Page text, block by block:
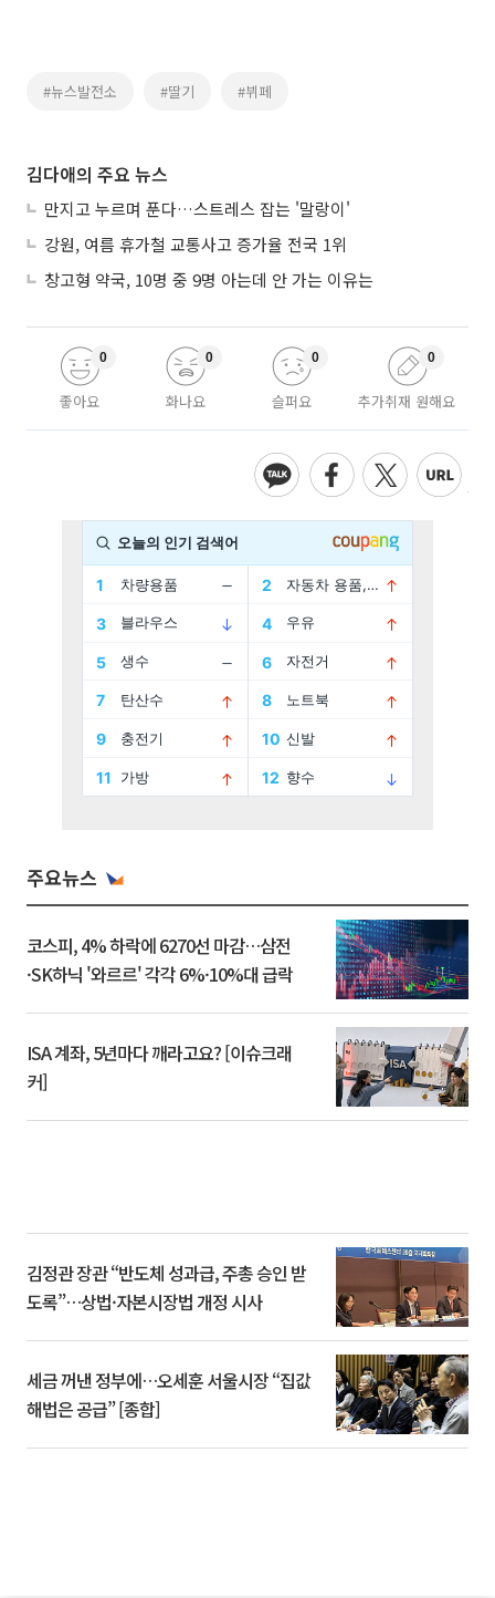
#뉴스발전소 #딸기 #뷔페
김다애의 주요 뉴스
만지고 누르며 푼다…스트레스 잡는 '말랑이'
강원, 여름 휴가철 교통사고 증가율 전국 1위
창고형 약국, 10명 중 9명 아는데 안 가는 이유는
좋아요
0
화나요
0
슬퍼요
0
추가취재 원해요
0
주요뉴스
코스피, 4% 하락에 6270선 마감…삼전
·SK하닉 '와르르' 각각 6%·10%대 급락
ISA 계좌, 5년마다 깨라고요? [이슈크래
커]
김정관 장관 “반도체 성과급, 주총 승인 받
도록”…상법·자본시장법 개정 시사
세금 꺼낸 정부에…오세훈 서울시장 “집값
해법은 공급” [종합]